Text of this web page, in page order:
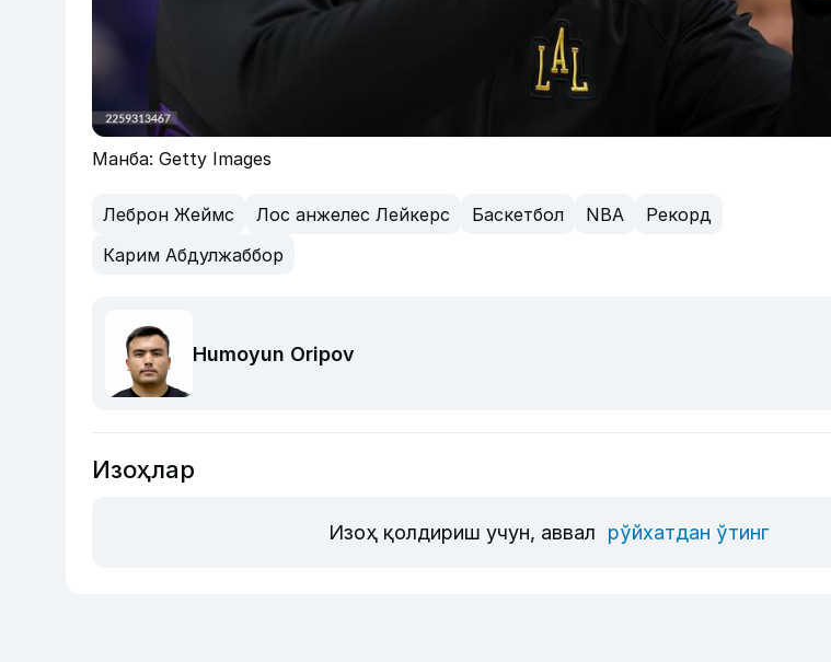
Манба: Getty Images
Леброн Жеймс Лос анжелес Лейкерс Баскетбол NBA
Рекорд
Карим Абдулжаббор
Humoyun Oripov
Изоҳлар
Изоҳ қолдириш учун, аввал рўйхатдан ўтинг